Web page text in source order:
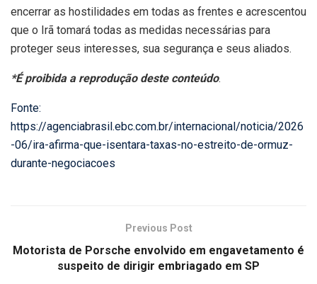
encerrar as hostilidades em todas as frentes e acrescentou
que o Irã tomará todas as medidas necessárias para
proteger seus interesses, sua segurança e seus aliados.
*É proibida a reprodução deste conteúdo.
Fonte:
https://agenciabrasil.ebc.com.br/internacional/noticia/2026
-06/ira-afirma-que-isentara-taxas-no-estreito-de-ormuz-
durante-negociacoes
Previous Post
Motorista de Porsche envolvido em engavetamento é
suspeito de dirigir embriagado em SP